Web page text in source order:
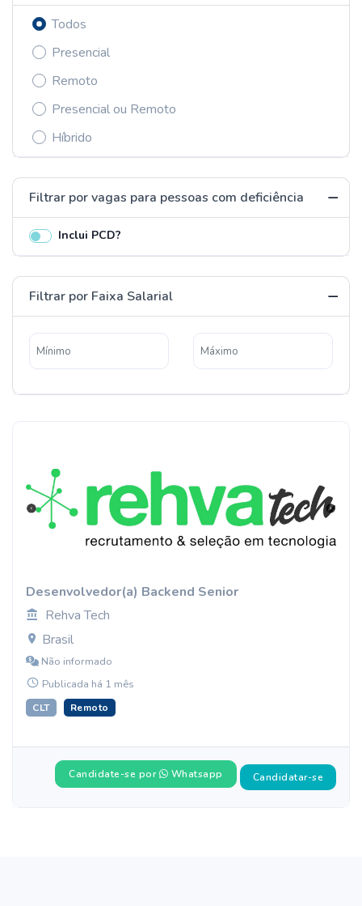
Todos
Presencial
Remoto
Presencial ou Remoto
Híbrido
Filtrar por vagas para pessoas com deficiência
Inclui PCD?
Filtrar por Faixa Salarial
Desenvolvedor(a) Backend Senior
Rehva Tech
Brasil
Não informado
Publicada há 1 mês
CLT Remoto
Candidate-se por Whatsapp Candidatar-se